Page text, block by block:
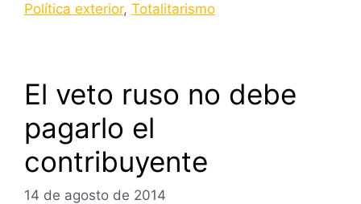
Política exterior, Totalitarismo
El veto ruso no debe
pagarlo el
contribuyente
14 de agosto de 2014